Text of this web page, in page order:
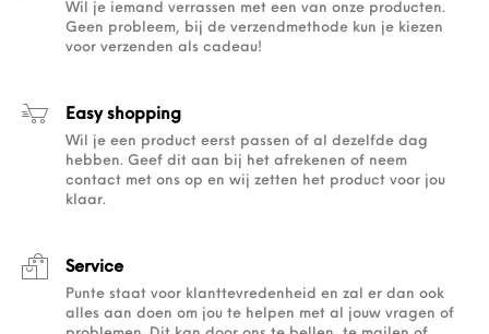
Wil je iemand verrassen met een van onze producten.
Geen probleem, bij de verzendmethode kun je kiezen
voor verzenden als cadeau!
Easy shopping
Wil je een product eerst passen of al dezelfde dag
hebben. Geef dit aan bij het afrekenen of neem
contact met ons op en wij zetten het product voor jou
klaar.
Service
Punte staat voor klanttevredenheid en zal er dan ook
alles aan doen om jou te helpen met al jouw vragen of